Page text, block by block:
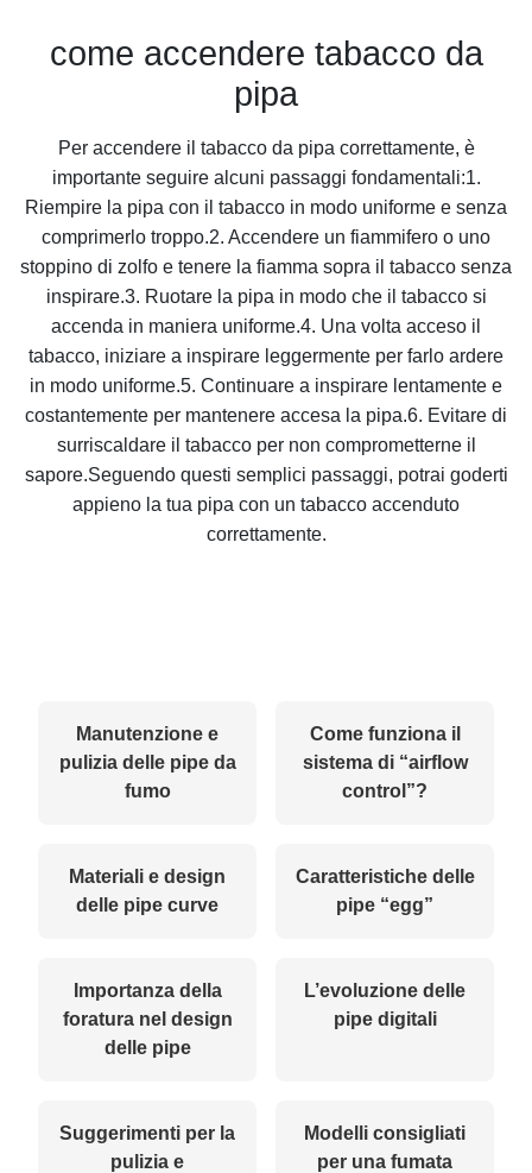
come accendere tabacco da
pipa
Per accendere il tabacco da pipa correttamente, è
importante seguire alcuni passaggi fondamentali:1.
Riempire la pipa con il tabacco in modo uniforme e senza
comprimerlo troppo.2. Accendere un fiammifero o uno
stoppino di zolfo e tenere la fiamma sopra il tabacco senza
inspirare.3. Ruotare la pipa in modo che il tabacco si
accenda in maniera uniforme.4. Una volta acceso il
tabacco, iniziare a inspirare leggermente per farlo ardere
in modo uniforme.5. Continuare a inspirare lentamente e
costantemente per mantenere accesa la pipa.6. Evitare di
surriscaldare il tabacco per non comprometterne il
sapore.Seguendo questi semplici passaggi, potrai goderti
appieno la tua pipa con un tabacco accenduto
correttamente.
Manutenzione e
pulizia delle pipe da
fumo
Come funziona il
sistema di “airflow
control”?
Materiali e design
delle pipe curve
Caratteristiche delle
pipe “egg”
Importanza della
foratura nel design
delle pipe
L’evoluzione delle
pipe digitali
Suggerimenti per la
pulizia e
Modelli consigliati
per una fumata